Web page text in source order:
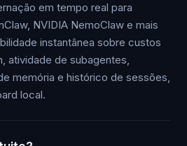
em tempo real para
NVIDIA NemoClaw e mais
instantânea sobre custos
atividade de subagentes,
memória e histórico de sessões,
local.